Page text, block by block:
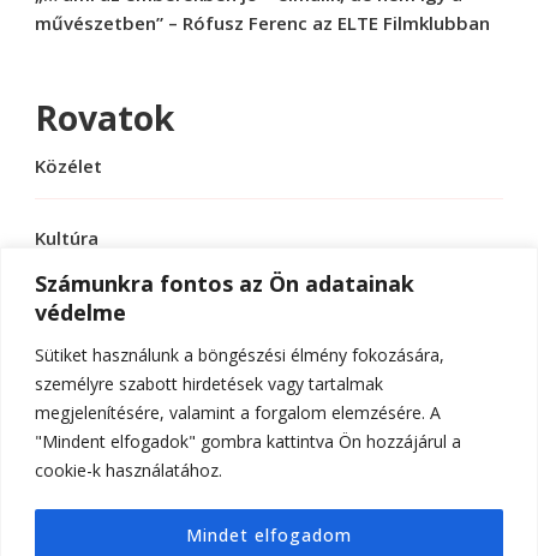
Számunkra fontos az Ön adatainak
védelme
Sütiket használunk a böngészési élmény fokozására,
személyre szabott hirdetések vagy tartalmak
megjelenítésére, valamint a forgalom elemzésére. A
"Mindent elfogadok" gombra kattintva Ön hozzájárul a
cookie-k használatához.
Mindet elfogadom
művészetben” – Rófusz Ferenc az ELTE Filmklubban
Rovatok
Közélet
Kultúra
Sport
Tudomány
© Szerzői jog 2026ELTE Online